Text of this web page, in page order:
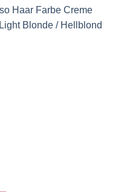
Haar Farbe Creme
Blonde / Hellblond